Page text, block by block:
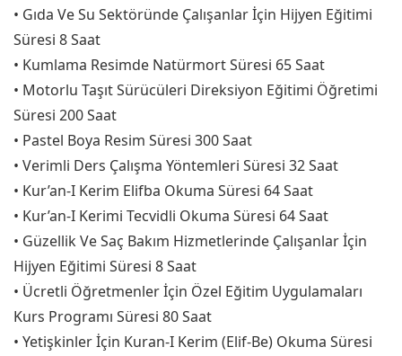
• Gıda Ve Su Sektöründe Çalışanlar İçin Hijyen Eğitimi
Süresi 8 Saat
• Kumlama Resimde Natürmort Süresi 65 Saat
• Motorlu Taşıt Sürücüleri Direksiyon Eğitimi Öğretimi
Süresi 200 Saat
• Pastel Boya Resim Süresi 300 Saat
• Verimli Ders Çalışma Yöntemleri Süresi 32 Saat
• Kur’an-I Kerim Elifba Okuma Süresi 64 Saat
• Kur’an-I Kerimi Tecvidli Okuma Süresi 64 Saat
• Güzellik Ve Saç Bakım Hizmetlerinde Çalışanlar İçin
Hijyen Eğitimi Süresi 8 Saat
• Ücretli Öğretmenler İçin Özel Eğitim Uygulamaları
Kurs Programı Süresi 80 Saat
• Yetişkinler İçin Kuran-I Kerim (Elif-Be) Okuma Süresi